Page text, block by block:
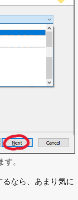
。
なら、あまり気に